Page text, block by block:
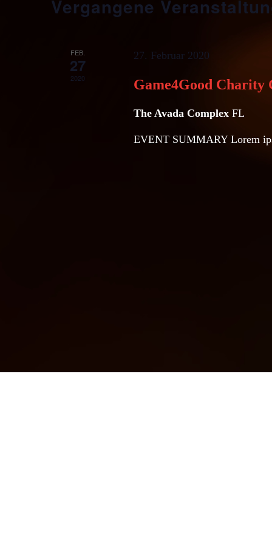
Vergangene
FEB.
27
2020
27. Februar 2020
Game4Good Charity
The Avada Complex FL
EVENT SUMMARY Lorem